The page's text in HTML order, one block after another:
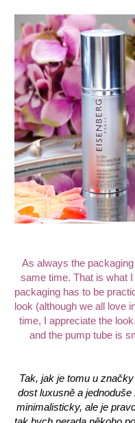
As always the
same time. That is what
packaging has to be
look (although we all love
time, I appreciate the
and the pump tube is
Tak, jak je tomu u
dost luxusně a
minimalisticky, ale je